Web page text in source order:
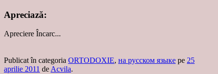
Apreciază:
Apreciere Încarc...
Publicat în categoria ORTODOXIE, на русском языке pe 25
aprilie 2011 de Acvila.